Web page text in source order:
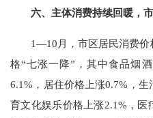
六、主体消费持续回暖，
1—10 月 ，市区居民消费
格“七涨一降” ，其中食品烟
6.1% ，居住价格上涨0.7% ，
育文化娱乐价格上涨2.1% ，